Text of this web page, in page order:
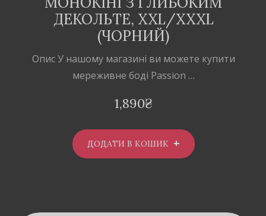
ДЕКОЛЬТЕ, XXL/XXXL
(ЧОРНИЙ)
Опис У нашому магазині ви можете купити
мереживне боді Passion …
1,890₴
ДОДАТИ В КОШИК